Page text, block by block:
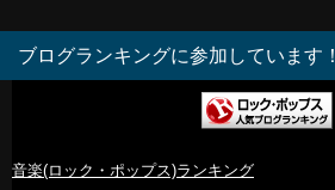
ブログランキングに参加しています！
音楽(ロック・ポップス)ランキング